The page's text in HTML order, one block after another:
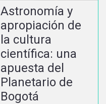
Astronomía y
apropiación de
la cultura
científica: una
apuesta del
Planetario de
Bogotá